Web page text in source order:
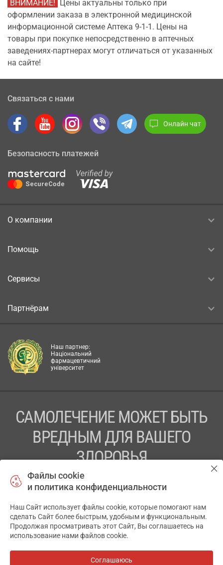
ВНИМАНИЕ! Цены актуальны только при
оформлении заказа в электронной медицинской
информационной системе Аптека 9-1-1. Цены на
товары при покупке непосредственно в аптечных
заведениях-партнерах могут отличаться от указанных
на сайте!
Связаться с нами
Онлайн чат
Безопасность платежей
О компании
Помощь
Сервисы
Партнёрам
Наш партнер:
Національний
фармацевтичний
університет
САМОЛЕЧЕНИЕ МОЖЕТ БЫТЬ
ВРЕДНЫМ ДЛЯ ВАШЕГО
ЗДОРОВЬЯ
ПЕРЕД ПРИМЕНЕНИЕМ ПРЕПАРАТА
ПРОКОНСУЛЬТИРУЙТЕСЬ С ВРАЧОМ
ТОВ «АПТЕКА 911.ЮА» Код ЄДРПОУ 43631965.
Отказ от ответственности
АПТЕКА911.ЮА
Файлы cookie
и политика конфиденциальности
Наш Сайт использует файлы cookie, которые помогают нам
сделать Сайт более быстрым, удобным и функциональным.
Продолжая просматривать этот Сайт, Вы соглашаетесь на
использование нами файлов cookie.
Соглашаюсь
✕